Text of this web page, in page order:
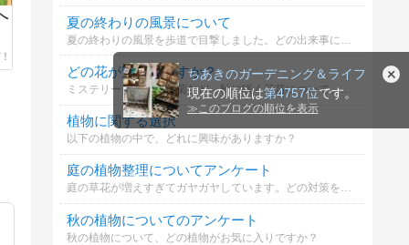
ちあきのガーデニング＆ライフ
現在の順位は第4757位です。
≫ このブログの順位を表示
夏の終わりの風景について
夏の終わりの風景を歩道で目撃しました。どの出来事について印象深いですか？
どの花が魅力的ですか？
ミステリーレディや浜菊など、秋に咲く花苗について、あなたはどの花を選びますか？
植物に関する選択
以下の植物の中で、どれに興味がありますか？
庭の植物整理についてアンケート
庭の草花が増えすぎてガヤガヤしています。どの対策を取るべきでしょうか？
秋の植物についてのアンケート
秋の植物について、どの植物がお気に入りですか？